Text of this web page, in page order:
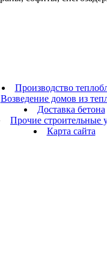
Производство
Возведение домов из
Доставка бетона
Прочие строительные
Карта сайта